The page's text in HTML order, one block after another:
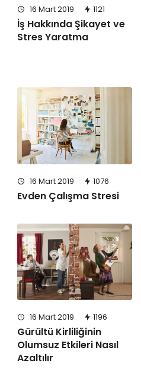
16 Mart 2019 1121
İş Hakkında Şikayet ve
Stres Yaratma
16 Mart 2019 1076
Evden Çalışma Stresi
16 Mart 2019 1196
Gürültü Kirliliğinin
Olumsuz Etkileri Nasıl
Azaltılır